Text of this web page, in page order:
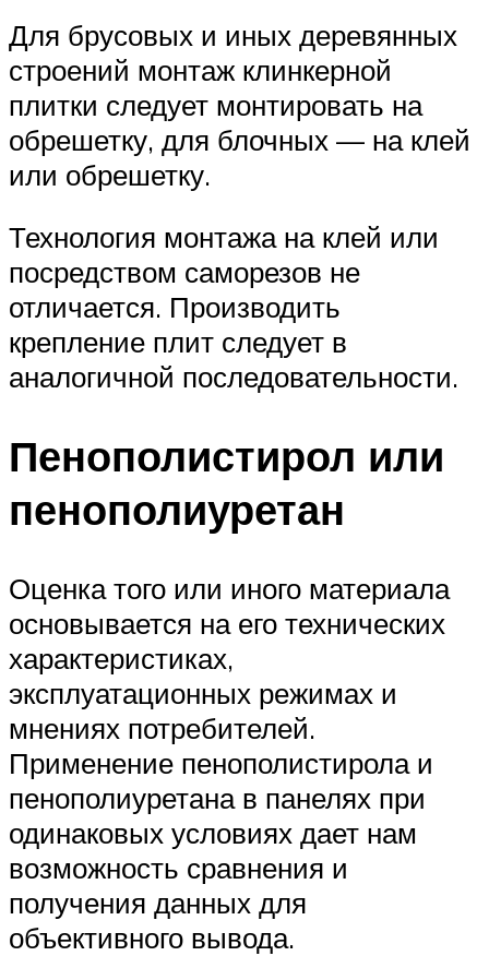
Для брусовых и иных деревянных
строений монтаж клинкерной
плитки следует монтировать на
обрешетку, для блочных — на клей
или обрешетку.
Технология монтажа на клей или
посредством саморезов не
отличается. Производить
крепление плит следует в
аналогичной последовательности.
Пенополистирол или
пенополиуретан
Оценка того или иного материала
основывается на его технических
характеристиках,
эксплуатационных режимах и
мнениях потребителей.
Применение пенополистирола и
пенополиуретана в панелях при
одинаковых условиях дает нам
возможность сравнения и
получения данных для
объективного вывода.